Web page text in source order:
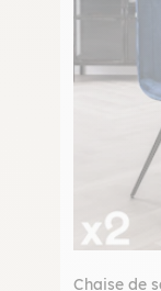
Chaise de